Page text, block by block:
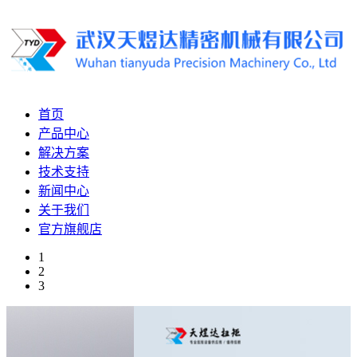
首页
产品中心
解决方案
技术支持
新闻中心
关于我们
官方旗舰店
1
2
3